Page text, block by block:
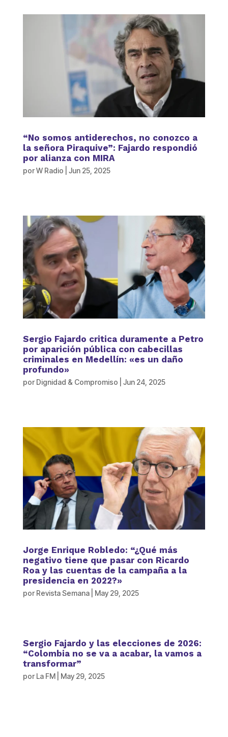
“No somos antiderechos, no conozco a
la señora Piraquive”: Fajardo respondió
por alianza con MIRA
porW Radio Jun 25, 2025
Sergio Fajardo critica duramente a Petro
por aparición pública con cabecillas
criminales en Medellín: «es un daño
profundo»
por Dignidad & Compromiso Jun 24, 2025
Jorge Enrique Robledo: “¿Qué más
negativo tiene que pasar con Ricardo
Roa y las cuentas de la campaña a la
presidencia en 2022?»
por Revista Semana| May 29, 2025
Sergio Fajardo y las elecciones de 2026:
“Colombia no se va a acabar, la vamos a
transformar”
por La FM| May 29, 2025